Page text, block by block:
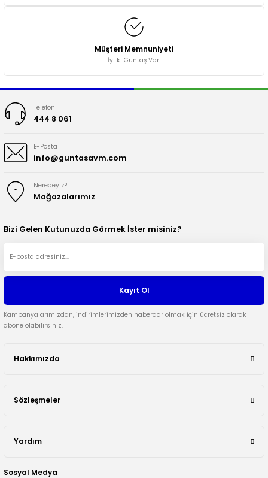
Müşteri Memnuniyeti
İyi ki Güntaş Var!
Telefon
444 8 061
E-Posta
info@guntasavm.com
Neredeyiz?
Mağazalarımız
Hakkımızda
Sözleşmeler
Yardım
Sosyal Medya
Bizi Gelen Kutunuzda Görmek İster misiniz?
Kayıt Ol
Kampanyalarımızdan, indirimlerimizden haberdar olmak için ücretsiz olarak
abone olabilirsiniz.